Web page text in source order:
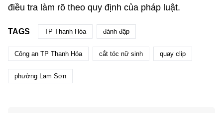
điều tra làm rõ theo quy định của pháp luật.
TAGS TP Thanh Hóa đánh đập
Công an TP Thanh Hóa cắt tóc nữ sinh quay clip
phường Lam Sơn